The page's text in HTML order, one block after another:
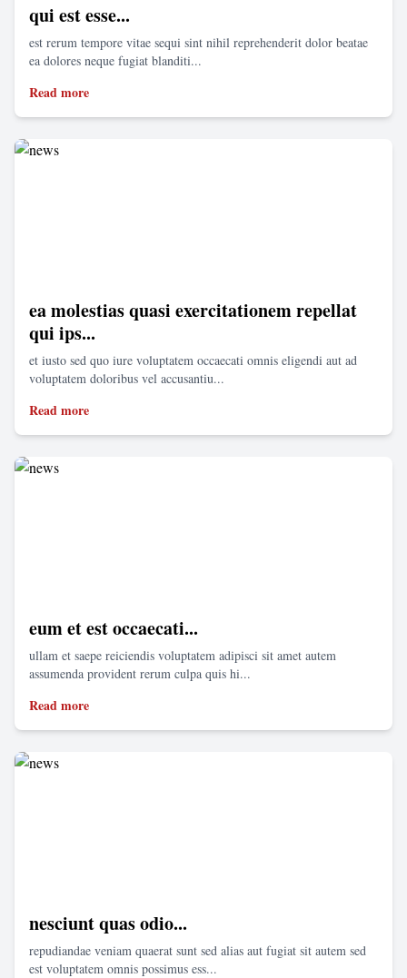
qui est esse...
est rerum tempore vitae sequi sint nihil reprehenderit dolor beatae
ea dolores neque fugiat blanditi...
Read more
ea molestias quasi exercitationem repellat
qui ips...
et iusto sed quo iure voluptatem occaecati omnis eligendi aut ad
voluptatem doloribus vel accusantiu...
Read more
eum et est occaecati...
ullam et saepe reiciendis voluptatem adipisci sit amet autem
assumenda provident rerum culpa quis hi...
Read more
nesciunt quas odio...
repudiandae veniam quaerat sunt sed alias aut fugiat sit autem sed
est voluptatem omnis possimus ess...